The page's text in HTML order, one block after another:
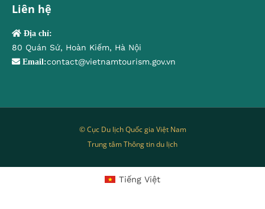
Liên hệ
Địa chỉ:
80 Quán Sứ, Hoàn Kiếm, Hà Nội
Email:contact@vietnamtourism.gov.vn
© Cục Du lịch Quốc gia Việt Nam
Trung tâm Thông tin du lịch
Tiếng Việt